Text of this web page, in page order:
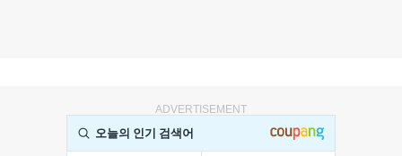
ADVERTISEMENT